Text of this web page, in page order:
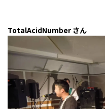
TotalAcidNumber さん